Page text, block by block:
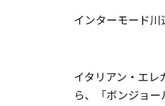
インターモード川
イタリアン・エ
ら、「ボンジョー